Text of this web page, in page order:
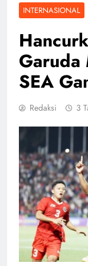
INTERNASIONAL
Garuda
SEA
Redaksi 3